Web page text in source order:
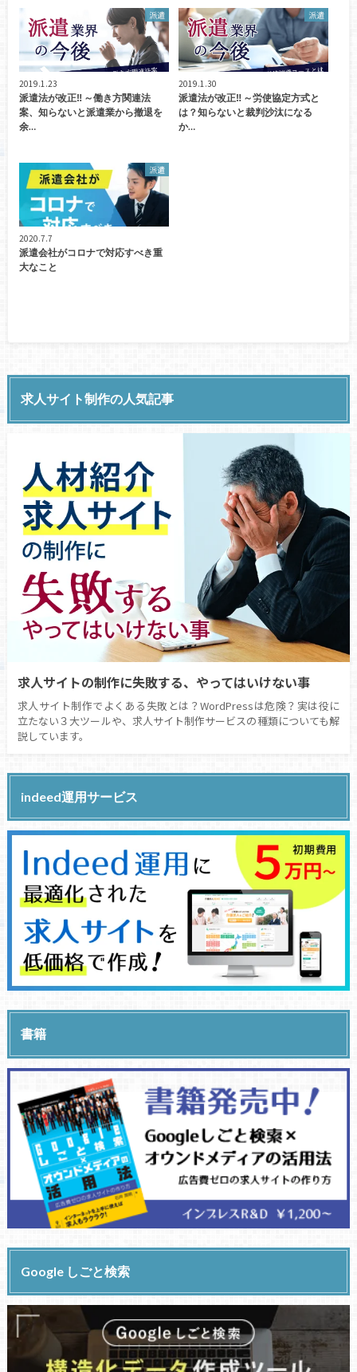
派遣
2019.1.23
派遣法が改正‼ ～働き方関連法
案、知らないと派遣業から撤退を
余…
派遣
2019.1.30
派遣法が改正‼ ～労使協定方式と
は？知らないと裁判沙汰になる
か…
派遣
2020.7.7
派遣会社がコロナで対応すべき重
大なこと
求人サイト制作の人気記事
求人サイトの制作に失敗する、やってはいけない事
求人サイト制作でよくある失敗とは？WordPressは危険？実は役に
立たない３大ツールや、求人サイト制作サービスの種類についても解
説しています。
indeed運用サービス
書籍
Google しごと検索